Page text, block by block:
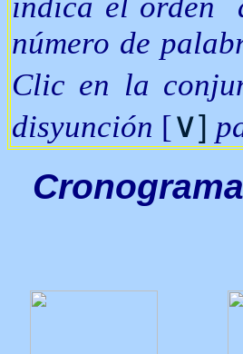
indica el orden
número de
Clic en la
disyunción [∨]